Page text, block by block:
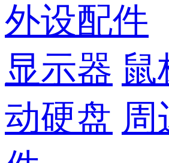
外设配件
显示器 鼠
动硬盘 周